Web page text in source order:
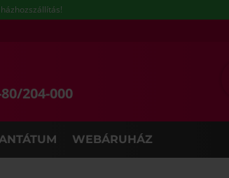
házhozszállítás!
204-000
WEBÁRUHÁZ